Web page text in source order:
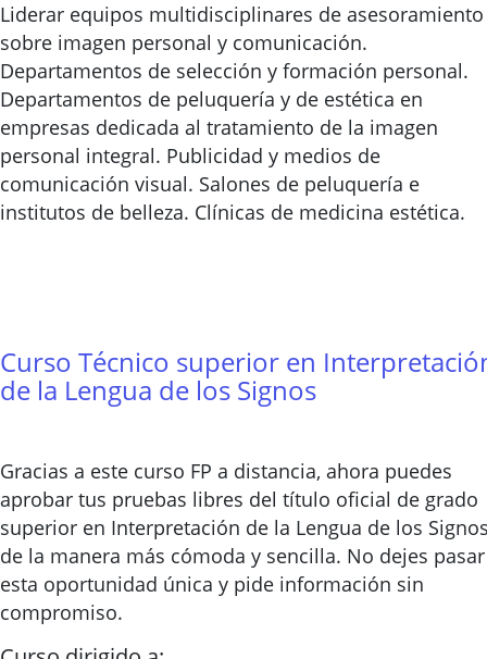
Liderar equipos multidisciplinares de asesoramiento
sobre imagen personal y comunicación.
Departamentos de selección y formación personal.
Departamentos de peluquería y de estética en
empresas dedicada al tratamiento de la imagen
personal integral. Publicidad y medios de
comunicación visual. Salones de peluquería e
institutos de belleza. Clínicas de medicina estética.
Curso Técnico superior en
de la Lengua de los Signos
Gracias a este curso FP a distancia, ahora puedes
aprobar tus pruebas libres del título oficial de grado
superior en Interpretación de la Lengua de los
de la manera más cómoda y sencilla. No dejes pasar
esta oportunidad única y pide información sin
compromiso.